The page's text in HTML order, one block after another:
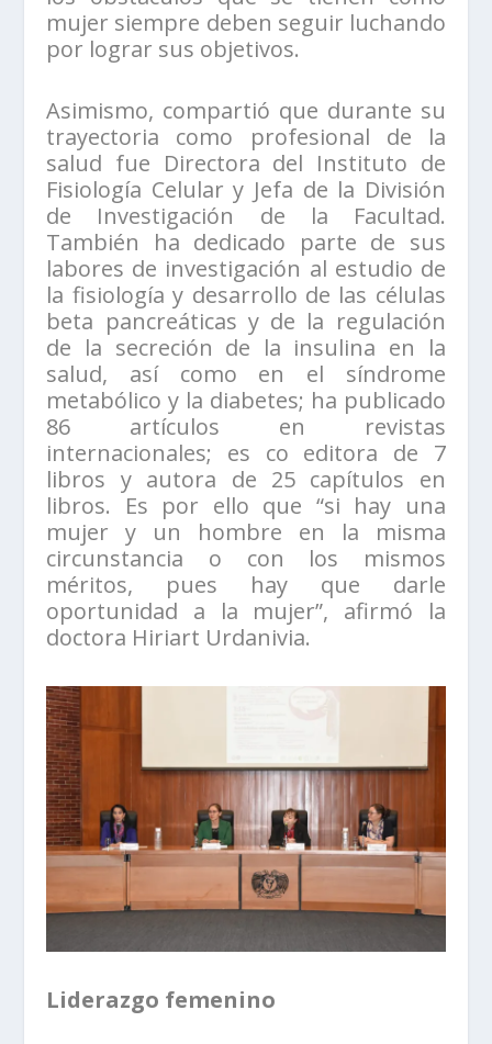
mujer siempre deben seguir luchando
por lograr sus objetivos.
Asimismo, compartió que durante su
trayectoria como profesional de la
salud fue Directora del Instituto de
Fisiología Celular y Jefa de la División
de Investigación de la Facultad.
También ha dedicado parte de sus
labores de investigación al estudio de
la fisiología y desarrollo de las células
beta pancreáticas y de la regulación
de la secreción de la insulina en la
salud, así como en el síndrome
metabólico y la diabetes; ha publicado
86 artículos en revistas
internacionales; es co editora de 7
libros y autora de 25 capítulos en
libros. Es por ello que “si hay una
mujer y un hombre en la misma
circunstancia o con los mismos
méritos, pues hay que darle
oportunidad a la mujer”, afirmó la
doctora Hiriart Urdanivia.
Liderazgo femenino